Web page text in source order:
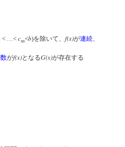
< …< cm<b)を除いて、 f(x)が連続、
がf(x)となるG(x)が存在する